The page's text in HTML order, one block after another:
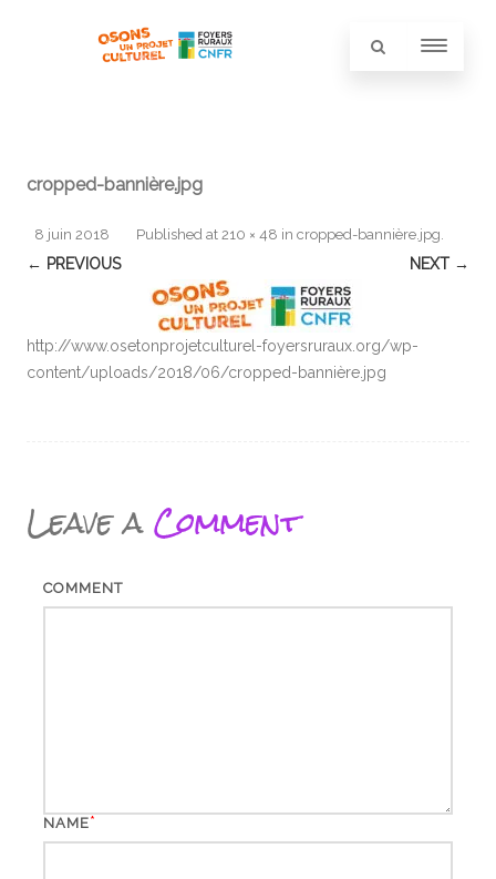
cropped-bannière.jpg
Published
8 juin 2018 at 210 × 48 in cropped-bannière.jpg.
← PREVIOUS NEXT →
http://www.osetonprojetculturel-foyersruraux.org/wp-
content/uploads/2018/06/cropped-bannière.jpg
Leave aComment
COMMENT
NAME*